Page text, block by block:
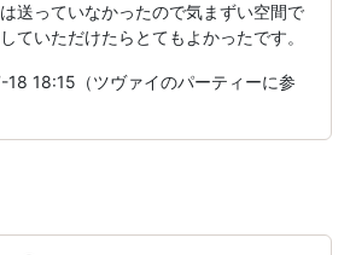
送っていなかったので気まずい空間で
ていただけたらとてもよかったです。
18:15（ツヴァイのパーティーに参